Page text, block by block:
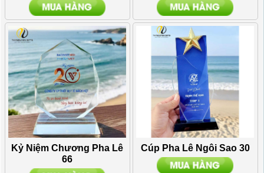
Kỷ Niệm Chương Pha Lê
66
Cúp Pha Lê Ngôi Sao 30